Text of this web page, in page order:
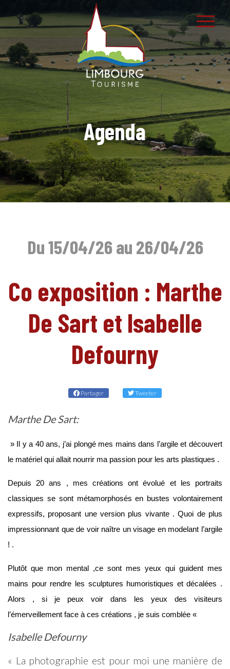
Agenda
Du 15/04/26 au 26/04/26
Co exposition : Marthe
De Sart et Isabelle
Defourny
Partager Tweeter
Marthe De Sart:
» Il y a 40 ans, j’ai plongé mes mains dans l’argile et découvert
le matériel qui allait nourrir ma passion pour les arts plastiques .
Depuis 20 ans , mes créations ont évolué et les portraits
classiques se sont métamorphosés en bustes volontairement
expressifs, proposant une version plus vivante . Quoi de plus
impressionnant que de voir naître un visage en modelant l’argile
! .
Plutôt que mon mental ,ce sont mes yeux qui guident mes
mains pour rendre les sculptures humoristiques et décalées .
Alors , si je peux voir dans les yeux des visiteurs
l’émerveillement face à ces créations , je suis comblée «
Isabelle Defourny
« La photographie est pour moi une manière de